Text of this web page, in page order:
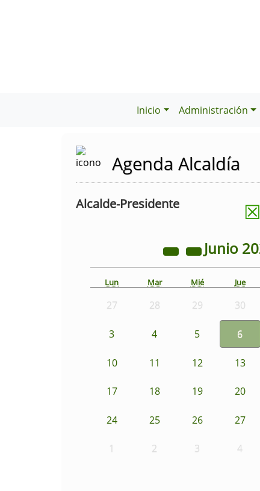
Inicio Administración
Agenda Alcaldía
Alcalde-Presidente ☒
Junio
Lun Mar Mié Jue
27 28 29 30
3 4 5 6
10 11 12 13
17 18 19 20
24 25 26 27
1 2 3 4